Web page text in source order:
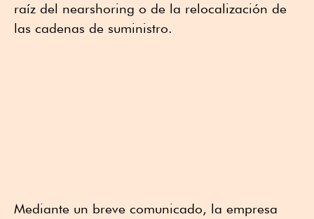
raíz del nearshoring o de la relocalización de
las cadenas de suministro.
Mediante un breve comunicado, la empresa